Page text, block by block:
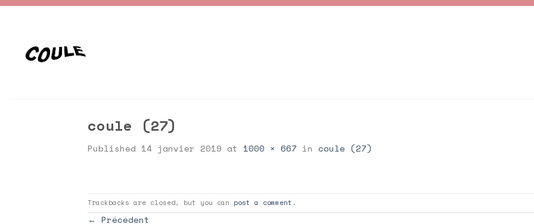
coule (27)
Published 14 janvier 2019 at 1000 × 667 in coule (27)
Trackbacks are closed, but you can post a comment .
← Précédent